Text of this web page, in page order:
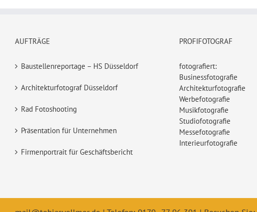
AUFTRÄGE
Baustellenreportage – HS Düsseldorf
Architekturfotograf Düsseldorf
Rad Fotoshooting
Präsentation für Unternehmen
Firmenportrait für Geschäftsbericht
PROFIFOTOGRAF
fotografiert:
Businessfotografie
Architekturfotografie
Werbefotografie
Musikfotografie
Studiofotografie
Messefotografie
Interieurfotografie